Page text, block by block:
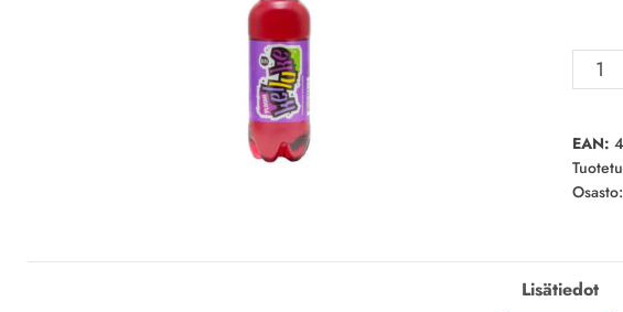
0,5l
määrä
EAN:
Osasto:
Lisätiedot